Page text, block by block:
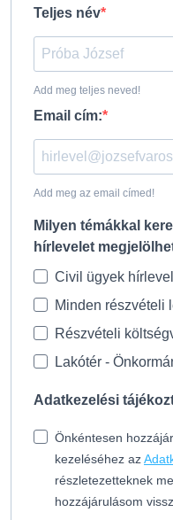
Teljes név
Add meg teljes neved!
Email cím:
Add meg az email címed!
Milyen témákkal
hírlevelet
Civil ügyek
Minden részvételi
Részvételi
Lakótér -
Adatkezelési
Önkéntesen
kezeléséhez az
részletezetteknek
hozzájárulásom